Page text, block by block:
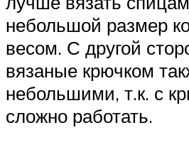
небольшой размер
весом. С другой
вязаные крючком
небольшими, т.к. с
сложно работать.